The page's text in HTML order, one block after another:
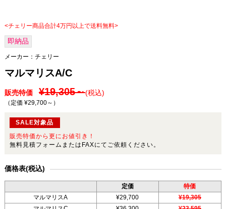
<チェリー商品合計4万円以上で送料無料>
即納品
メーカー： チェリー
マルマリスA/C
販売特価 ¥19,305～(税込)
（定価 ¥29,700～ ）
SALE対象品
販売特価から更にお値引き！
無料見積フォームまたはFAXにてご依頼ください。
価格表(税込)
定価
特価
マルマリスA
¥29,700
¥19,305